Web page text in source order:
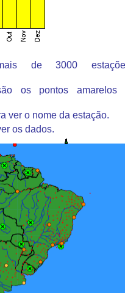
de 3000
os pontos amarelos
ver o nome da estação.
os dados.